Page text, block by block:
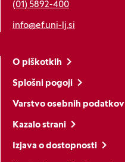
(01) 5892-400
info@ef.uni-lj.si
O piškotkih
Splošni pogoji
Varstvo osebnih podatkov
Kazalo strani
Izjava o dostopnosti